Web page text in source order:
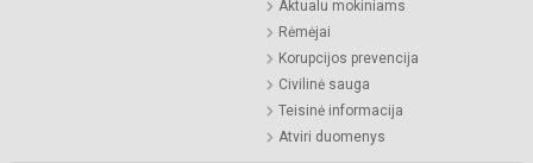
Aktualu mokiniams
Rėmėjai
Korupcijos prevencija
Civilinė sauga
Teisinė informacija
Atviri duomenys